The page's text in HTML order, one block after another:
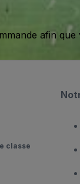
afin
classe